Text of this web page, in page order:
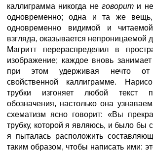
каллиграмма никогда не говорит и не
одновременно; одна и та же
одновременно видимой и
взгляда, оказывается непроницаемой
Магритт перераспределил в
изображение; каждое вновь
при этом удерживая нечто от
свойственной каллиграмме.
трубки изгоняет любой текст
обозначения, настолько она
схематизм ясно говорит: «Вы
трубку, которой я являюсь, и было бы
я пыталась расположить
таким образом, чтобы написать ими: